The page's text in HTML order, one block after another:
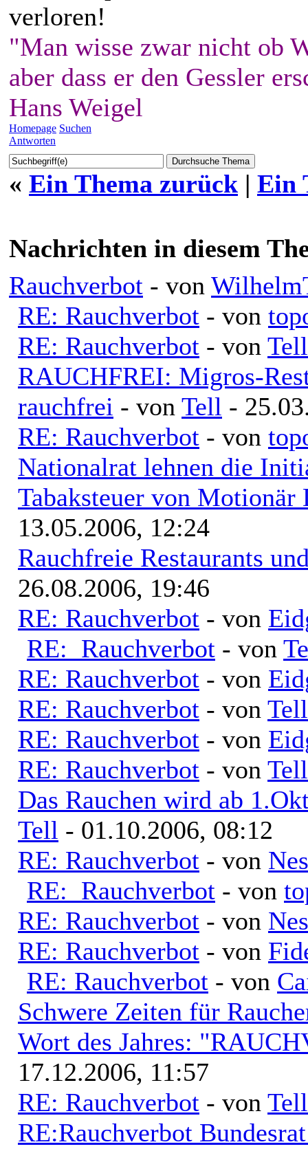
verloren!
"Man wisse zwar nicht ob
aber dass er den Gessler
Hans Weigel
Homepage Suchen
Antworten
« Ein Thema zurück | Ein
Nachrichten in diesem
Rauchverbot - von
RE: Rauchverbot - von
RE: Rauchverbot - von Tell
RAUCHFREI: Migros-
rauchfrei - von Tell -
RE: Rauchverbot - von
Nationalrat lehnen die
Tabaksteuer von Motionär
13.05.2006, 12:24
Rauchfreie Restaurants
26.08.2006, 19:46
RE: Rauchverbot - von
RE: Rauchverbot - von
RE: Rauchverbot - von
RE: Rauchverbot - von Tell
RE: Rauchverbot - von
RE: Rauchverbot - von Tell
Das Rauchen wird ab
Tell - 01.10.2006, 08:12
RE: Rauchverbot - von
RE: Rauchverbot - von
RE: Rauchverbot - von
RE: Rauchverbot - von
RE: Rauchverbot - von
Schwere Zeiten für
Wort des Jahres:
17.12.2006, 11:57
RE: Rauchverbot - von Tell
RE:Rauchverbot